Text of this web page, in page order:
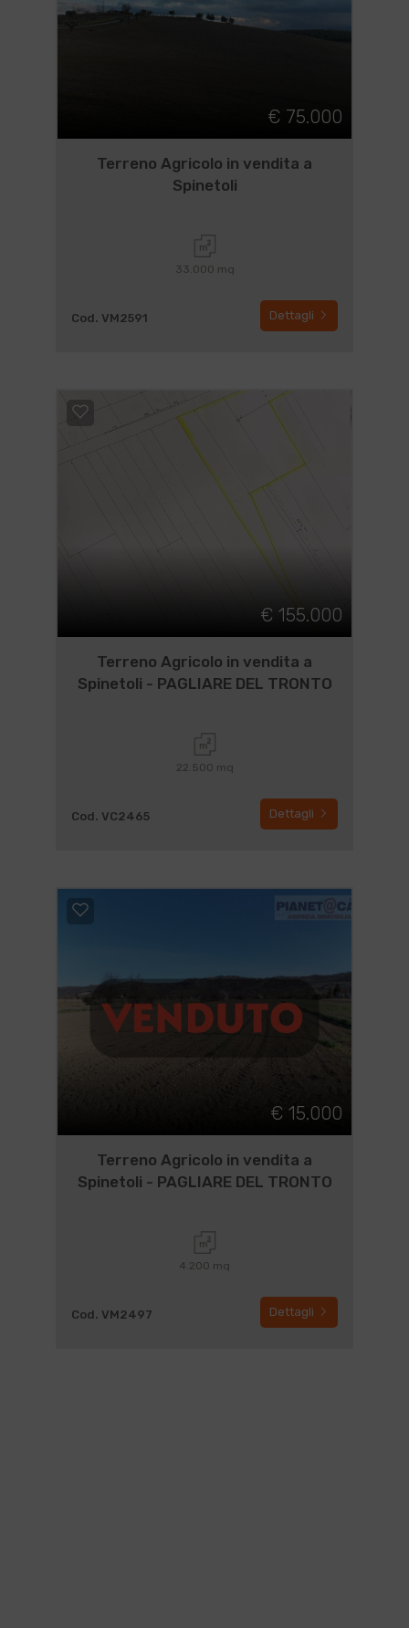
€ 75.000
Terreno Agricolo in vendita a
Spinetoli
33.000 mq
Cod. VM2591 Dettagli
€ 155.000
Terreno Agricolo in vendita a
Spinetoli - PAGLIARE DEL TRONTO
22.500 mq
Cod. VC2465 Dettagli
€ 15.000
Terreno Agricolo in vendita a
Spinetoli - PAGLIARE DEL TRONTO
4.200 mq
Cod. VM2497 Dettagli